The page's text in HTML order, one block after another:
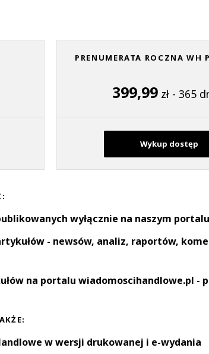
PRENUMERATA ROCZNA WH
399,99 zł - 365
Wykup dostęp
wyłącznie na naszym portalu
- newsów, analiz, raportów,
na portalu wiadomoscihandlowe.pl -
w wersji drukowanej i e-wydania